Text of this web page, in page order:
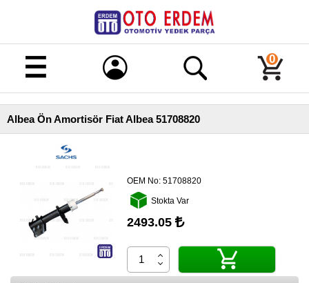
Merhaba!
Giriş
Kayıt
Ana
Sayfa
Ürünler
0
Albea Ön Amortisör Fiat Albea 51708820
OEM No:51708820
Stokta Var
2493.05